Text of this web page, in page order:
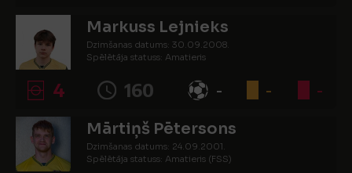
Markuss Lejnieks
Dzimšanas datums: 30.09.2008.
Spēlētāja statuss: Amatieris
4 160 - - -
Mārtiņš Pētersons
Dzimšanas datums: 24.09.2001.
Spēlētāja statuss: Amatieris (FSS)